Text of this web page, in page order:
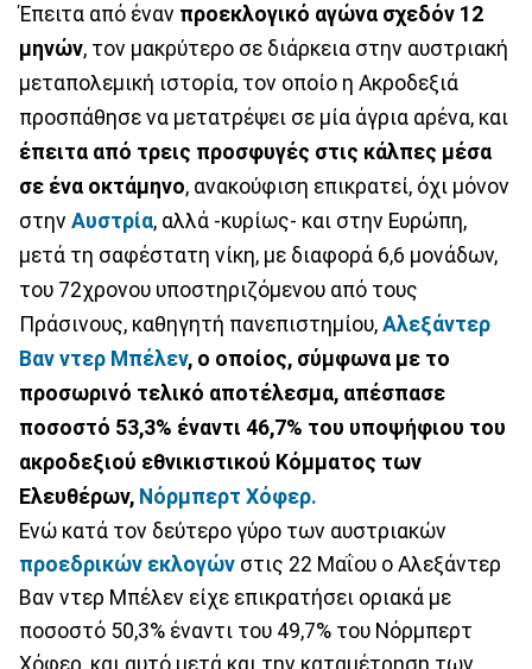
Έπειτα από έναν προεκλογικό αγώνα σχεδόν 12
μηνών, τον μακρύτερο σε διάρκεια στην αυστριακή
μεταπολεμική ιστορία, τον οποίο η Ακροδεξιά
προσπάθησε να μετατρέψει σε μία άγρια αρένα, και
έπειτα από τρεις προσφυγές στις κάλπες μέσα
σε ένα οκτάμηνο, ανακούφιση επικρατεί, όχι μόνον
στην Αυστρία, αλλά -κυρίως- και στην Ευρώπη,
μετά τη σαφέστατη νίκη, με διαφορά 6,6 μονάδων,
του 72χρονου υποστηριζόμενου από τους
Πράσινους, καθηγητή πανεπιστημίου, Αλεξάντερ
Βαν ντερ Μπέλεν, ο οποίος, σύμφωνα με το
προσωρινό τελικό αποτέλεσμα, απέσπασε
ποσοστό 53,3% έναντι 46,7% του υποψήφιου του
ακροδεξιού εθνικιστικού Κόμματος των
Ελευθέρων, Νόρμπερτ Χόφερ.
Ενώ κατά τον δεύτερο γύρο των αυστριακών
προεδρικών εκλογών στις 22 Μαΐου ο Αλεξάντερ
Βαν ντερ Μπέλεν είχε επικρατήσει οριακά με
ποσοστό 50,3% έναντι του 49,7% του Νόρμπερτ
Χόφερ, και αυτό μετά και την καταμέτρηση των